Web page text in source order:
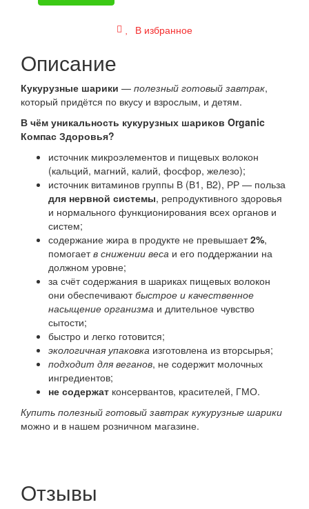
В избранное
Описание
Кукурузные шарики — полезный готовый завтрак,
который придётся по вкусу и взрослым, и детям.
В чём уникальность кукурузных шариков Organic
Компас Здоровья?
источник микроэлементов и пищевых волокон
(кальций, магний, калий, фосфор, железо);
источник витаминов группы В (В1, В2), РР — польза
для нервной системы, репродуктивного здоровья
и нормального функционирования всех органов и
систем;
содержание жира в продукте не превышает2%,
помогаетв снижении веса и его поддержании на
должном уровне;
за счёт содержания в шариках пищевых волокон
они обеспечиваютбыстрое и качественное
насыщение организма и длительное чувство
сытости;
быстро и легко готовится;
экологичная упаковка изготовлена из вторсырья;
подходит для веганов, не содержит молочных
ингредиентов;
не содержат консервантов, красителей, ГМО.
Купить полезный готовый завтрак кукурузные шарики
можно и в нашем розничном магазине.
Отзывы